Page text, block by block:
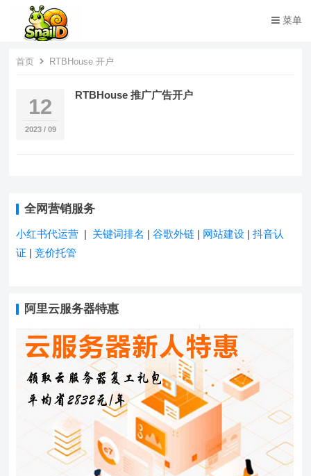
菜单
首页 RTBHouse 开户
12
2023 / 09
RTBHouse 推广广告开户
全网营销服务
小红书代运营 | 关键词排名 |谷歌外链 | 网站建设 |抖音认
证 |竞价托管
阿里云服务器特惠